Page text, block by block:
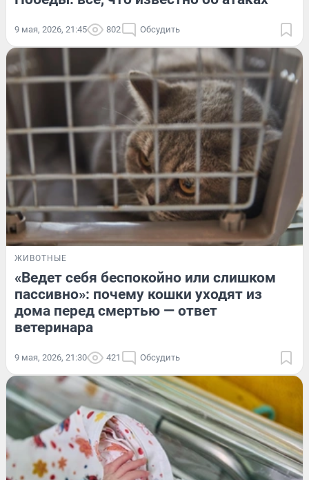
9 мая, 2026, 21:45 802 Обсудить
ЖИВОТНЫЕ
«Ведет себя беспокойно или слишком
пассивно»: почему кошки уходят из
дома перед смертью — ответ
ветеринара
9 мая, 2026, 21:30 421 Обсудить